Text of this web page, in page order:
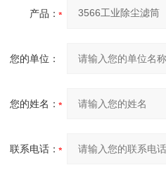
产品：
您的单位：
您的姓名：
联系电话：